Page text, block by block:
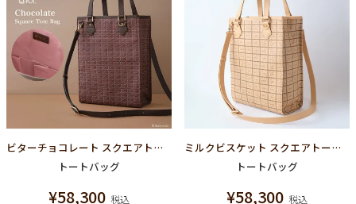
ビターチョコレート スクエアトートバッグ(ストロベリー)
トートバッグ
¥58,300 税込
ミルクビスケット スクエアトートバッグ
トートバッグ
¥58,300 税込